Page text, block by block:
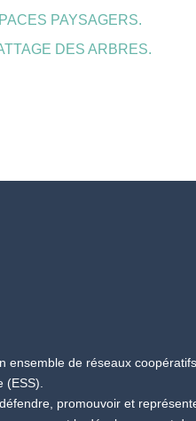
PAYSAGERS.
DES ARBRES.
ensemble de réseaux
(ESS).
promouvoir et